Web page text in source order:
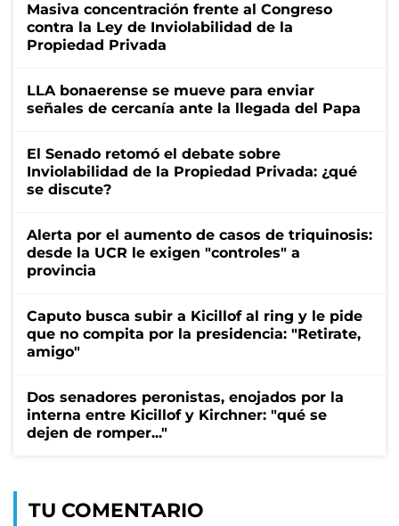
Masiva concentración frente al Congreso
contra la Ley de Inviolabilidad de la
Propiedad Privada
LLA bonaerense se mueve para enviar
señales de cercanía ante la llegada del Papa
El Senado retomó el debate sobre
Inviolabilidad de la Propiedad Privada: ¿qué
se discute?
Alerta por el aumento de casos de triquinosis:
desde la UCR le exigen "controles" a
provincia
Caputo busca subir a Kicillof al ring y le pide
que no compita por la presidencia: "Retirate,
amigo"
Dos senadores peronistas, enojados por la
interna entre Kicillof y Kirchner: "qué se
dejen de romper..."
TU COMENTARIO